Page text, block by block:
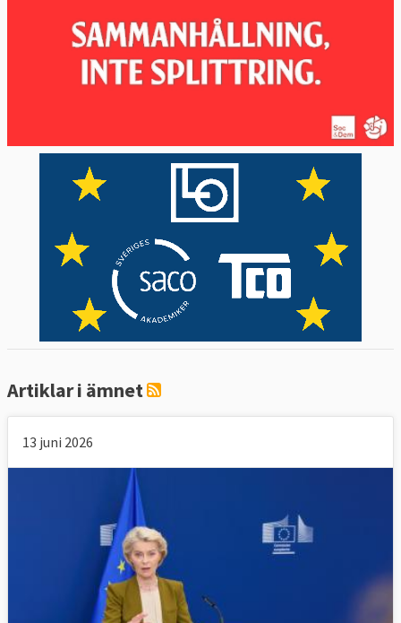
Artiklar i ämnet
13 juni 2026